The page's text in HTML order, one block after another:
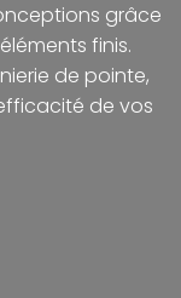
grâce
finis.
de pointe,
de vos